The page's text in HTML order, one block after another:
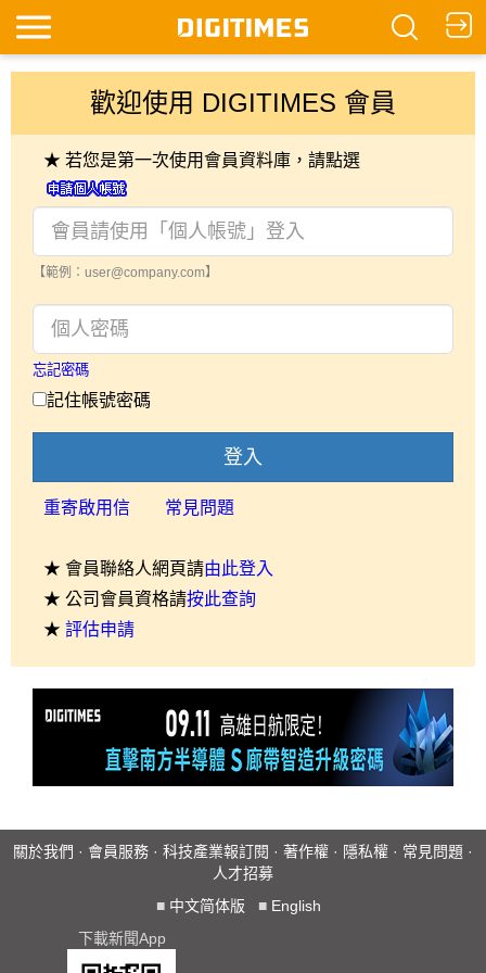
歡迎使用 DIGITIMES 會員
★ 若您是第一次使用會員資料庫，請點選
【範例：user@company.com】
忘記密碼
記住帳號密碼
登入
重寄啟用信 常見問題
★ 會員聯絡人網頁請由此登入
★ 公司會員資格請按此查詢
★ 評估申請
關於我們 · 會員服務 · 科技產業報訂閱 · 著作權 · 隱私權 · 常見問題 ·
人才招募
■ 中文简体版 ■ English
下載新聞App